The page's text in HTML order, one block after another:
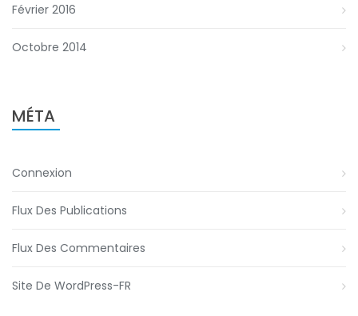
Février 2016
Octobre 2014
MÉTA
Connexion
Flux Des Publications
Flux Des Commentaires
Site De WordPress-FR